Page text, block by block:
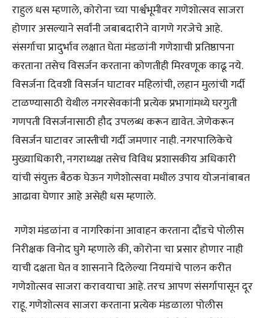
राहुल धस म्हणाले, कोरोना च्या पार्श्वभूमीवर गणेशोत्सव साजरा
होणार असल्याने सर्वांनी जबाबदारीने वागणे गरजेचे आहे.
संसर्गाचा प्रादुर्भाव लक्षात घेता मंडळांनी गणेशाची प्रतिष्ठापना
करताना तसेच विसर्जन करताना कोणतीही मिरवणूक काढू नये.
विसर्जना दिवशी विसर्जन घाटावर महिलांची, लहान मुलांची गर्दी
टाळण्यासाठी येथील नगरसेवकांनी प्रत्येक प्रभागांमध्ये घरगुती
गणपती विसर्जनासाठी हौद उपलब्ध करून द्यावेत. जेणेकरून
विसर्जन घाटावर जास्तीची गर्दी जमणार नाही. नगरपालिकेचे
मुख्याधिकारी, नगराध्यक्ष तसेच विविध प्रशासकीय अधिकारी
यांची संयुक्त बैठक घेऊन गणेशोत्सवा मधील उपाय योजनांबाबत
आढावा घेणार आहे असेही धस म्हणाले.
गणेश मंडळांना व नागरिकांना आवाहन करताना दौंडचे पोलीस
निरीक्षक विनोद घुगे म्हणाले की, कोरोना चा प्रसार होणार नाही
याची दक्षता घेत व शासनाने दिलेल्या नियमांचे पालन करीत
गणेशोत्सव साजरा करावयाचा आहे. तरच आपण संसर्गापासून दूर
राहू. गणेशोत्सव साजरा करताना प्रत्येक मंडळाला पोलीस